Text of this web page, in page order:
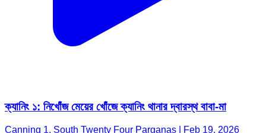
ক্যানিং ১: নিখোঁজ মেয়ের খোঁজে ক্যানিং থানার দ্বারস্থ বাবা-মা
Canning 1, South Twenty Four Parganas | Feb 19, 2026